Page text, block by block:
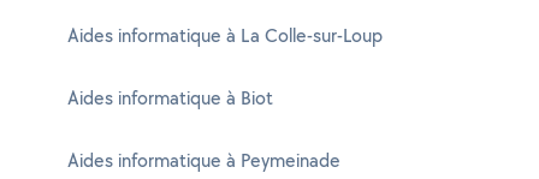
Aides informatique à La Colle-sur-Loup
Aides informatique à Biot
Aides informatique à Peymeinade